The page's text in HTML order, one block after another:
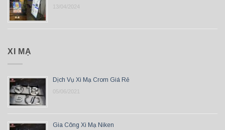
13/04/2024
XI MẠ
Dịch Vụ Xi Mạ Crom Giá Rẻ
05/06/2021
Gia Công Xi Mạ Niken